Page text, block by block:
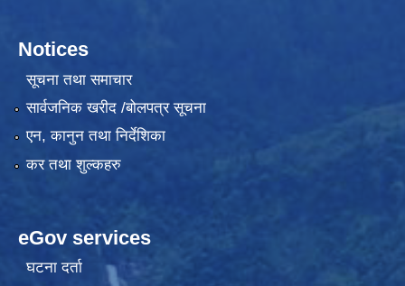
Notices
सूचना तथा समाचार
सार्वजनिक खरीद /बोलपत्र सूचना
एन, कानुन तथा निर्देशिका
कर तथा शुल्कहरु
eGov services
घटना दर्ता